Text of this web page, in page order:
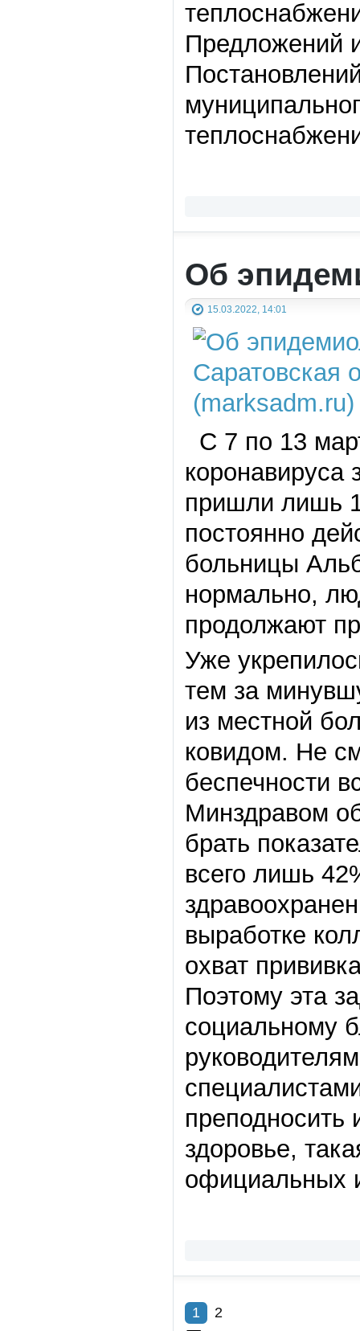
Предложений
Об
15.03.2022, 14:01
С 7 по 13
коронавируса
пришли лишь
постоянно
больницы
нормально,
продолжают
Уже
тем за
из местной
ковидом. Не
беспечности
Минздравом
брать
всего лишь
выработке
охват
Поэтому эта
социальному
здоровье,
официальных
1 2